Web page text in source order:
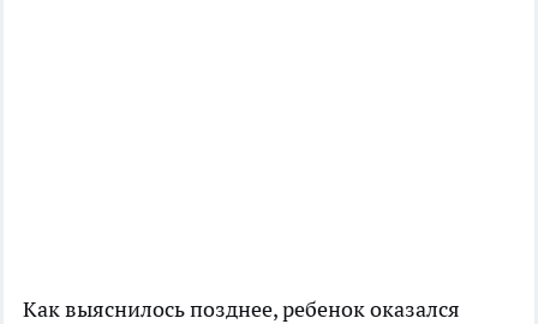
Как выяснилось позднее, ребенок оказался